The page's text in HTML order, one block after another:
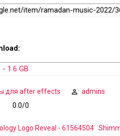
item/ramadan-music-2022/
1.6 GB
для after effects
admins
0.0/0
Logo Reveal - 61564504